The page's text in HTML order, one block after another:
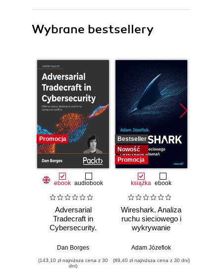
Wybrane bestsellery
Promocja
ebook audiobook
Adversarial
Tradecraft in
Cybersecurity.
defense in real-
conflict
Dan Borges
(143,10 zł najniższa cena z 30
dni)
Bestseller
Nowość
Promocja
książka ebook
Wireshark. Analiza
ruchu sieciowego i
wykrywanie
Adam Józefiok
(89,40 zł najniższa cena z 30 dni)